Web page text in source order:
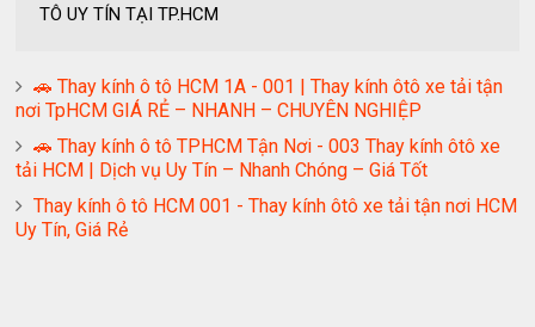
TÔ UY TÍN TẠI TP.HCM
🚗 Thay kính ô tô HCM 1A - 001 | Thay kính ôtô xe tải tận
nơi TpHCM GIÁ RẺ – NHANH – CHUYÊN NGHIỆP
🚗 Thay kính ô tô TPHCM Tận Nơi - 003 Thay kính ôtô xe
tải HCM | Dịch vụ Uy Tín – Nhanh Chóng – Giá Tốt
Thay kính ô tô HCM 001 - Thay kính ôtô xe tải tận nơi HCM
Uy Tín, Giá Rẻ